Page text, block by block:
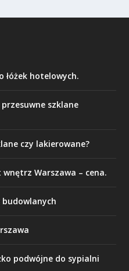
łóżek hotelowych.
szklane
czy lakierowane?
Warszawa – cena.
budowlanych
podwójne do sypialni